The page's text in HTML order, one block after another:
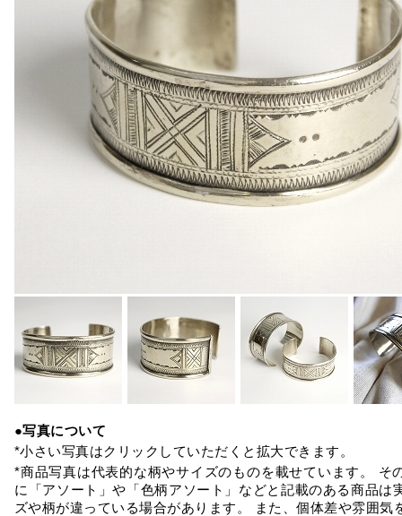
●写真について
*小さい写真はクリックしていただくと拡大できます。
*商品写真は代表的な柄やサイズのものを載せています。 そ
に「アソート」や「色柄アソート」などと記載のある商品は
ズや柄が違っている場合があります。 また、個体差や雰囲気